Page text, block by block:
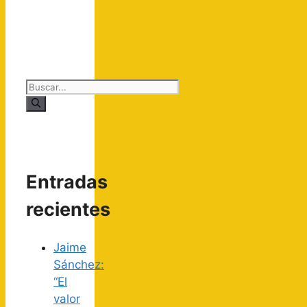
Buscar:
Entradas
recientes
Jaime
Sánchez:
“El
valor